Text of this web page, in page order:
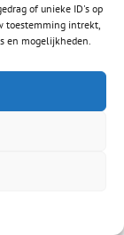
of unieke ID's op
toestemming intrekt,
en mogelijkheden.
zo ook
diagnose en
Het is heel